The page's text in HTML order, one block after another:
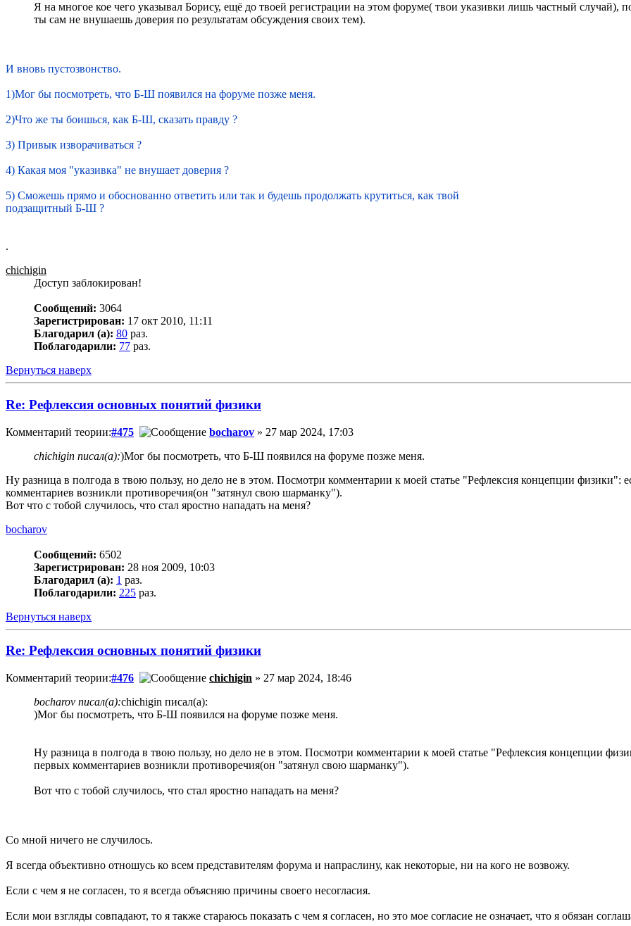
Я на многое кое чего указывал Борису, ещё до твоей регистрации на этом форуме( твои указивки лишь частный случай),
ты сам не внушаешь доверия по результатам обсуждения своих тем).
И вновь пустозвонство.
1)Мог бы посмотреть, что Б-Ш появился на форуме позже меня.
2)Что же ты боишься, как Б-Ш, сказать правду ?
3) Привык изворачиваться ?
4) Какая моя "указивка" не внушает доверия ?
5) Сможешь прямо и обоснованно ответить или так и будешь продолжать крутиться, как твой
подзащитный Б-Ш ?
.
chichigin
Доступ заблокирован!
Сообщений: 3064
Зарегистрирован: 17 окт 2010, 11:11
Благодарил (а): 80 раз.
Поблагодарили: 77 раз.
Вернуться наверх
Re: Рефлексия основных понятий физики
Комментарий теории:#475 bocharov » 27 мар 2024, 17:03
chichigin писал(а):)Мог бы посмотреть, что Б-Ш появился на форуме позже меня.
Ну разница в полгода в твою пользу, но дело не в этом. Посмотри комментарии к моей статье "Рефлексия концепции физики":
комментариев возникли противоречия(он "затянул свою шарманку").
Вот что с тобой случилось, что стал яростно нападать на меня?
bocharov
Сообщений: 6502
Зарегистрирован: 28 ноя 2009, 10:03
Благодарил (а): 1 раз.
Поблагодарили: 225 раз.
Вернуться наверх
Re: Рефлексия основных понятий физики
Комментарий теории:#476 chichigin » 27 мар 2024, 18:46
bocharov писал(а):chichigin писал(а):
)Мог бы посмотреть, что Б-Ш появился на форуме позже меня.
Ну разница в полгода в твою пользу, но дело не в этом. Посмотри комментарии к моей статье "Рефлексия концепции
первых комментариев возникли противоречия(он "затянул свою шарманку").
Вот что с тобой случилось, что стал яростно нападать на меня?
Со мной ничего не случилось.
Я всегда объективно отношусь ко всем представителям форума и напраслину, как некоторые, ни на кого не возвожу.
Если с чем я не согласен, то я всегда объясняю причины своего несогласия.
Если мои взгляды совпадают, то я также стараюсь показать с чем я согласен, но это мое согласие не означает, что я обязан